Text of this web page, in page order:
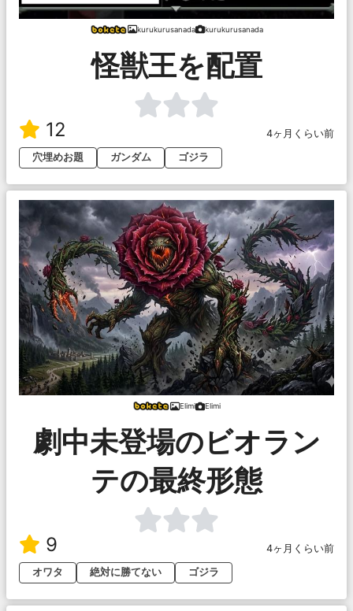
kurukurusanada kurukurusanada
怪獣王を配置
12
4ヶ月くらい前
穴埋めお題
ガンダム ゴジラ
Elimi Elimi
劇中未登場のビオラン
テの最終形態
9
4ヶ月くらい前
オワタ
絶対に勝てない ゴジラ